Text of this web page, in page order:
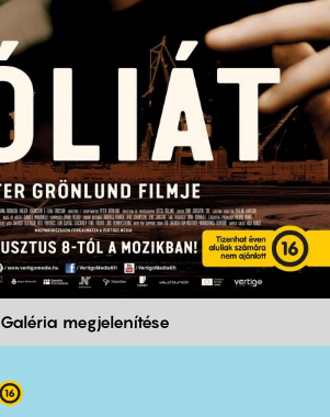
Galéria megjelenítése